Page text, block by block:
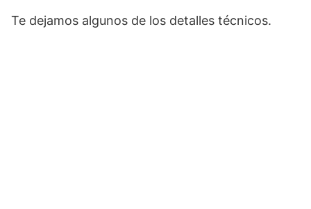
Te dejamos algunos de los detalles técnicos.